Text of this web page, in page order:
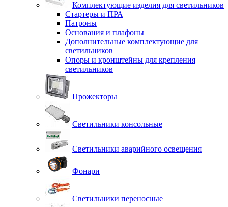
Комплектующие изделия для светильников
Стартеры и ПРА
Патроны
Основания и плафоны
Дополнительные комплектующие для
светильников
Опоры и кронштейны для крепления
светильников
Прожекторы
Светильники консольные
Светильники аварийного освещения
Фонари
Светильники переносные